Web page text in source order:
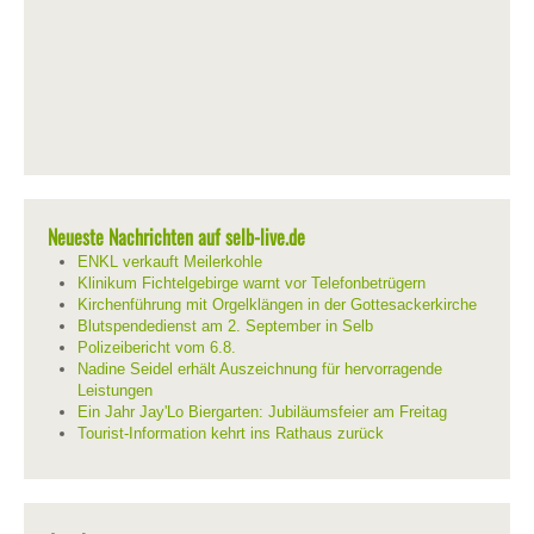
Neueste Nachrichten auf selb-live.de
ENKL verkauft Meilerkohle
Klinikum Fichtelgebirge warnt vor Telefonbetrügern
Kirchenführung mit Orgelklängen in der Gottesackerkirche
Blutspendedienst am 2. September in Selb
Polizeibericht vom 6.8.
Nadine Seidel erhält Auszeichnung für hervorragende
Leistungen
Ein Jahr Jay'Lo Biergarten: Jubiläumsfeier am Freitag
Tourist-Information kehrt ins Rathaus zurück